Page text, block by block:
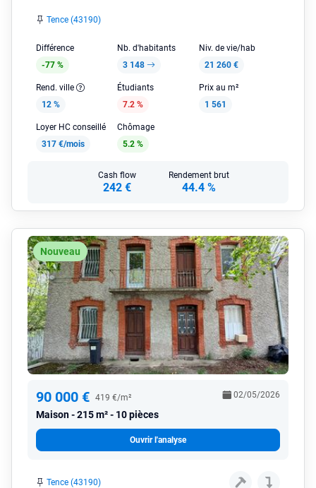
Tence (43190)
Différence
-77 %
Nb. d'habitants
3 148
Niv. de vie/hab
21 260 €
Rend. ville
12 %
Étudiants
7.2 %
Prix au m²
1 561
Loyer HC conseillé
317 €/mois
Chômage
5.2 %
Cash flow
242 €
Rendement brut
44.4 %
Nouveau
90 000 € 419 €/m²
Maison 215 m² - 10 pièces
02/05/2026
Ouvrir l'analyse
Tence (43190)